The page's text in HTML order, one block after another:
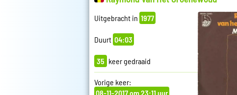
Uitgebracht in 1977
Duurt 04:03
35 keer gedraaid
Vorige keer:
08-11-2017 om 23:11 uur